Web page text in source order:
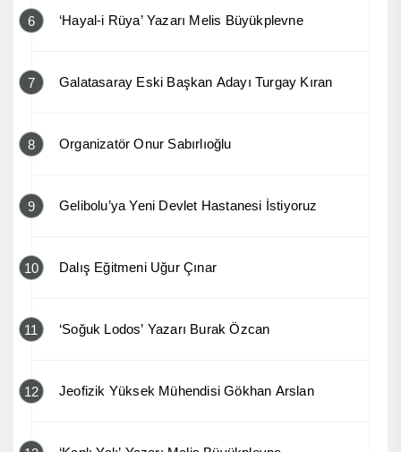
6 ‘Hayal-i Rüya’ Yazarı Melis Büyükplevne
7 Galatasaray Eski Başkan Adayı Turgay Kıran
8 Organizatör Onur Sabırlıoğlu
9 Gelibolu’ya Yeni Devlet Hastanesi İstiyoruz
10 Dalış Eğitmeni Uğur Çınar
11 ‘Soğuk Lodos’ Yazarı Burak Özcan
12 Jeofizik Yüksek Mühendisi Gökhan Arslan